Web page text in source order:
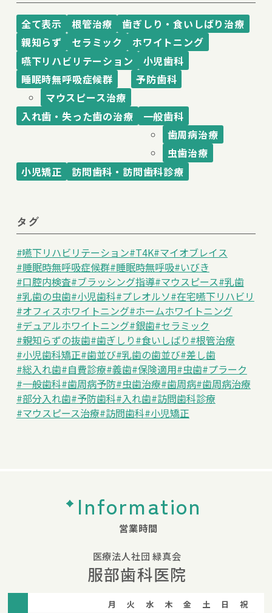
全て表示 根管治療
歯ぎしり・食いしばり治療
親知らず
セラミック
ホワイトニング
嚥下リハビリテーション
小児歯科
睡眠時無呼吸症候群
マウスピース治療
予防歯科
入れ歯・失った歯の治療
一般歯科
歯周病治療
虫歯治療
小児矯正
訪問歯科・訪問歯科診療
タグ
#嚥下リハビリテーション#T4K#マイオブレイス
#睡眠時無呼吸症候群#睡眠時無呼吸#いびき
#口腔内検査#ブラッシング指導#マウスピース#乳歯
#乳歯の虫歯#小児歯科#プレオルソ#在宅嚥下リハビリ
#オフィスホワイトニング#ホームホワイトニング
#デュアルホワイトニング#銀歯#セラミック
#親知らずの抜歯#歯ぎしり#食いしばり#根管治療
#小児歯科矯正#歯並び#乳歯の歯並び#差し歯
#総入れ歯#自費診療#義歯#保険適用#虫歯#プラーク
#一般歯科#歯周病予防#虫歯治療#歯周病#歯周病治療
#部分入れ歯#予防歯科#入れ歯#訪問歯科診療
#マウスピース治療#訪問歯科#小児矯正
Information
営業時間
医療法人社団 緑真会
服部歯科医院
月 火 水 木 金 土 日
祝